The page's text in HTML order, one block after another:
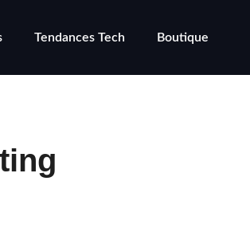
Tendances Tech Boutique